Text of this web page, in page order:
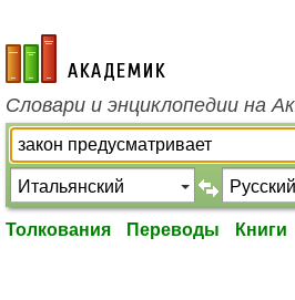
academic.ru
Словари и энциклопедии на
Толкования Переводы Книги